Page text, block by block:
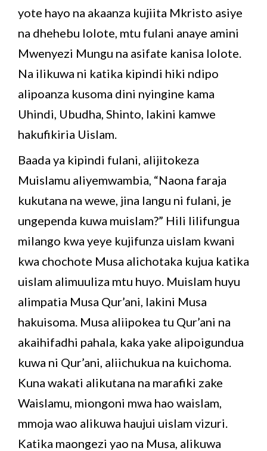
yote hayo na akaanza kujiita Mkristo asiye
na dhehebu lolote, mtu fulani anaye amini
Mwenyezi Mungu na asifate kanisa lolote.
Na ilikuwa ni katika kipindi hiki ndipo
alipoanza kusoma dini nyingine kama
Uhindi, Ubudha, Shinto, lakini kamwe
hakufikiria Uislam.
Baada ya kipindi fulani, alijitokeza
Muislamu aliyemwambia, “Naona faraja
kukutana na wewe, jina langu ni fulani, je
ungependa kuwa muislam?” Hili lilifungua
milango kwa yeye kujifunza uislam kwani
kwa chochote Musa alichotaka kujua katika
uislam alimuuliza mtu huyo. Muislam huyu
alimpatia Musa Qur’ani, lakini Musa
hakuisoma. Musa aliipokea tu Qur’ani na
akaihifadhi pahala, kaka yake alipoigundua
kuwa ni Qur’ani, aliichukua na kuichoma.
Kuna wakati alikutana na marafiki zake
Waislamu, miongoni mwa hao waislam,
mmoja wao alikuwa haujui uislam vizuri.
Katika maongezi yao na Musa, alikuwa